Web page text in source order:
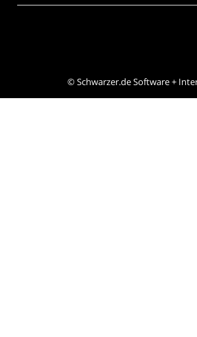
©Schwarzer.de Software +